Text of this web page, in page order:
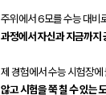
주위에서 6모를 수능 대비
과정에서 자신과 지금까지
제 경험에서 수능 시험장
않고 시험을 쭉 칠 수 있는